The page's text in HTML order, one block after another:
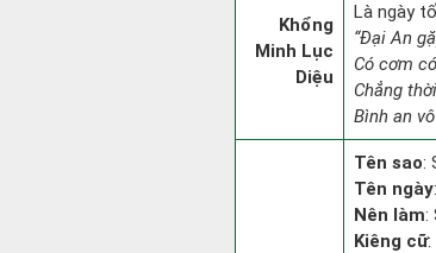
Khổng
Minh Lục
Diệu
Là ngày
“Đại An
Có cơm
Chẳng
Bình an
Tên sao:
Tên ngày
Nên làm:
Kiêng cữ: